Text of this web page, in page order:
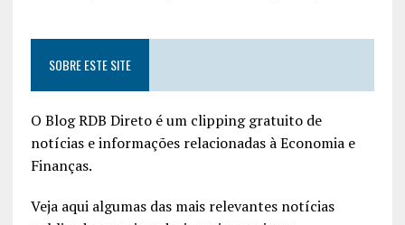
SOBRE ESTE SITE
O Blog RDB Direto é um clipping gratuito de
notícias e informações relacionadas à Economia e
Finanças.
Veja aqui algumas das mais relevantes notícias